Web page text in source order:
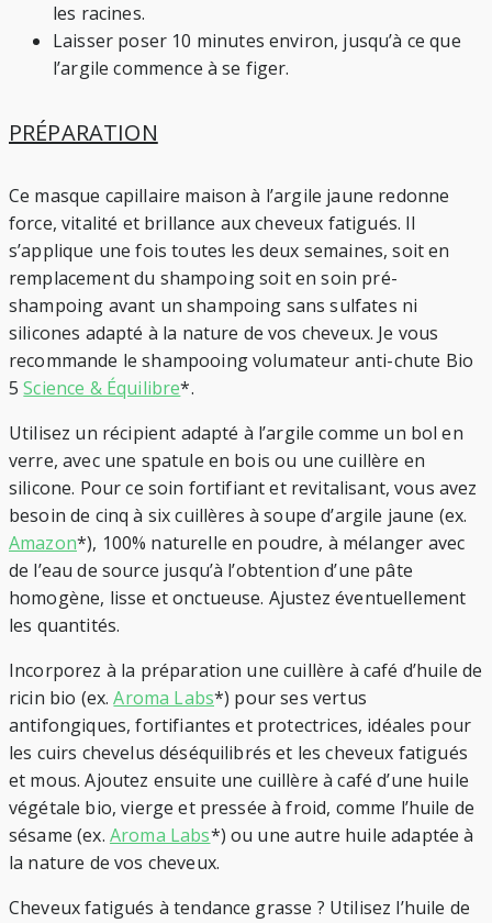
les racines.
Laisser poser 10 minutes environ, jusqu’à ce que
l’argile commence à se figer.
PRÉPARATION
Ce masque capillaire maison à l’argile jaune redonne
force, vitalité et brillance aux cheveux fatigués. Il
s’applique une fois toutes les deux semaines, soit en
remplacement du shampoing soit en soin pré-
shampoing avant un shampoing sans sulfates ni
silicones adapté à la nature de vos cheveux. Je vous
recommande le shampooing volumateur anti-chute Bio
5Science & Équilibre*.
Utilisez un récipient adapté à l’argile comme un bol en
verre, avec une spatule en bois ou une cuillère en
silicone. Pour ce soin fortifiant et revitalisant, vous avez
besoin de cinq à six cuillères à soupe d’argile jaune (ex.
Amazon*), 100% naturelle en poudre, à mélanger avec
de l’eau de source jusqu’à l’obtention d’une pâte
homogène, lisse et onctueuse. Ajustez éventuellement
les quantités.
Incorporez à la préparation une cuillère à café d’huile de
ricin bio (ex.Aroma Labs*) pour ses vertus
antifongiques, fortifiantes et protectrices, idéales pour
les cuirs chevelus déséquilibrés et les cheveux fatigués
et mous. Ajoutez ensuite une cuillère à café d’une huile
végétale bio, vierge et pressée à froid, comme l’huile de
sésame (ex. Aroma Labs*) ou une autre huile adaptée à
la nature de vos cheveux.
Cheveux fatigués à tendance grasse ? Utilisez l’huile de